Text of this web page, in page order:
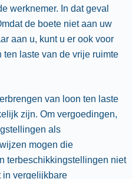
werknemer. In dat geval
de boete niet aan uw
aan u, kunt u er ook voor
laste van de vrije ruimte
van loon ten laste
zijn. Om vergoedingen,
als
mogen die
terbeschikkingstellingen niet
in vergelijkbare